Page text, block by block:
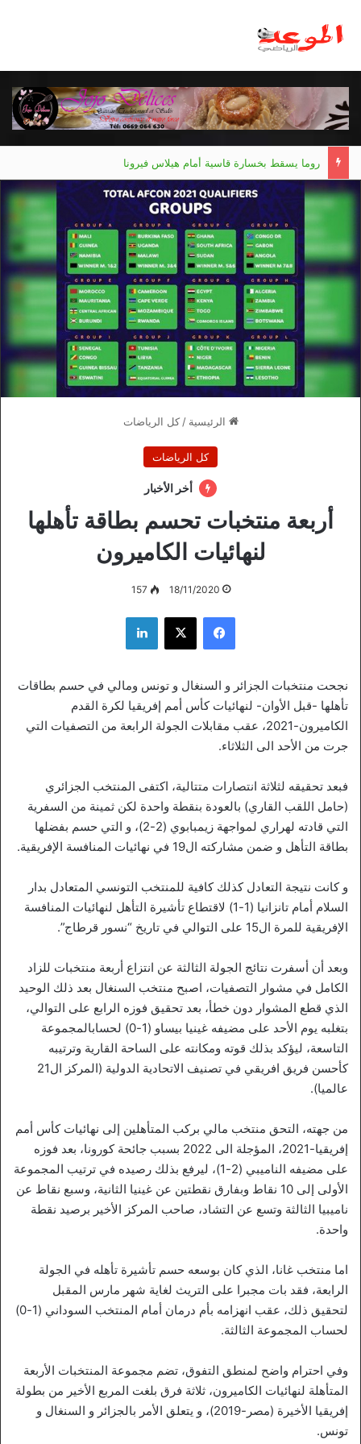
مانشستر يونايتد يقدم أسوأ نسخة منذ 38 عاما
الرئيسية / كل الرياضات
كل الرياضات
أخر الأخبار
أربعة منتخبات تحسم بطاقة تأهلها
لنهائيات الكاميرون
18/11/2020
157
فيسبوك ‫X لينكدإن
نجحت منتخبات الجزائر و السنغال و تونس ومالي في حسم بطاقات
تأهلها -قبل الأوان- لنهائيات كأس أمم إفريقيا لكرة القدم
الكاميرون-2021، عقب مقابلات الجولة الرابعة من التصفيات التي
جرت من الأحد الى الثلاثاء.
فبعد تحقيقه لثلاثة انتصارات متتالية، اكتفى المنتخب الجزائري
(حامل اللقب القاري) بالعودة بنقطة واحدة لكن ثمينة من السفرية
التي قادته لهراري لمواجهة زيمبابوي (2-2)، و التي حسم بفضلها
بطاقة التأهل و ضمن مشاركته ال19 في نهائيات المنافسة الإفريقية.
و كانت نتيجة التعادل كذلك كافية للمنتخب التونسي المتعادل بدار
السلام أمام تانزانيا (1-1) لاقتطاع تأشيرة التأهل لنهائيات المنافسة
الإفريقية للمرة ال15 على التوالي في تاريخ “نسور قرطاج”.
وبعد أن أسفرت نتائج الجولة الثالثة عن انتزاع أربعة منتخبات للزاد
الكامل في مشوار التصفيات، اصبح منتخب السنغال بعد ذلك الوحيد
الذي قطع المشوار دون خطأ، بعد تحقيق فوزه الرابع على التوالي،
بتغلبه يوم الأحد على مضيفه غينيا بيساو (1-0) لحسابالمجموعة
التاسعة، ليؤكد بذلك قوته ومكانته على الساحة القارية وترتيبه
كأحسن فريق افريقي في تصنيف الاتحادية الدولية (المركز ال21
عالميا).
من جهته، التحق منتخب مالي بركب المتأهلين إلى نهائيات كأس أمم
إفريقيا-2021، المؤجلة الى 2022 بسبب جائحة كورونا، بعد فوزه
على مضيفه الناميبي (2-1)، ليرفع بذلك رصيده في ترتيب المجموعة
الأولى إلى 10 نقاط وبفارق نقطتين عن غينيا الثانية، وسبع نقاط عن
ناميبيا الثالثة وتسع عن التشاد، صاحب المركز الأخير برصيد نقطة
واحدة.
اما منتخب غانا، الذي كان بوسعه حسم تأشيرة تأهله في الجولة
الرابعة، فقد بات مجبرا على التريث لغاية شهر مارس المقبل
لتحقيق ذلك، عقب انهزامه بأم درمان أمام المنتخب السوداني (1-0)
لحساب المجموعة الثالثة.
وفي احترام واضح لمنطق التفوق، تضم مجموعة المنتخبات الأربعة
المتأهلة لنهائيات الكاميرون، ثلاثة فرق بلغت المربع الأخير من بطولة
إفريقيا الأخيرة (مصر-2019)، و يتعلق الأمر بالجزائر و السنغال و
تونس.